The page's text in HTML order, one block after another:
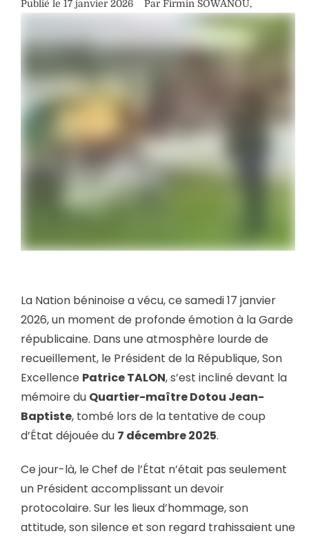
Publié le 17 janvier 2026 Par Firmin SOWANOU,
La Nation béninoise a vécu, ce samedi 17 janvier
2026, un moment de profonde émotion à la Garde
républicaine. Dans une atmosphère lourde de
recueillement, le Président de la République, Son
Excellence Patrice TALON, s’est incliné devant la
mémoire du Quartier-maître Dotou Jean-
Baptiste, tombé lors de la tentative de coup
d’État déjouée du 7 décembre 2025.
Ce jour-là, le Chef de l’État n’était pas seulement
un Président accomplissant un devoir
protocolaire. Sur les lieux d’hommage, son
attitude, son silence et son regard trahissaient une